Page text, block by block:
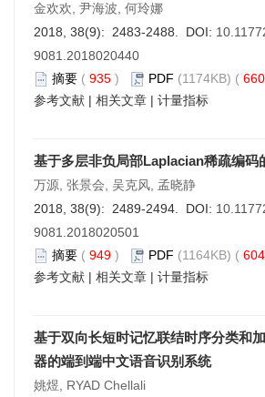
金欢欢, 尹海波, 何玲娜
2018, 38(9): 2483-2488. DOI:
9081.2018020440
摘要 ( 935 ) PDF (1174KB) ( 660
参考文献 | 相关文章 | 计量指标
基于多层非负局部Laplacian稀疏编码
万源, 张景会, 吴克风, 孟晓静
2018, 38(9): 2489-2494. DOI:
9081.2018020501
摘要 ( 949 ) PDF (1164KB) ( 604
参考文献 | 相关文章 | 计量指标
基于双向长短时记忆联结时序分类和
器的端到端中文语音识别系统
姚煜, RYAD Chellali